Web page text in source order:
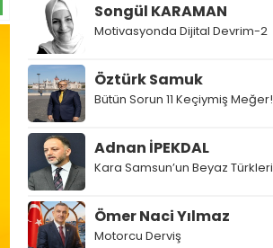
Songül KARAMAN
Motivasyonda Dijital Devrim-2
Öztürk Samuk
Bütün Sorun 11 Keçiymiş Meğer!
Adnan İPEKDAL
Kara Samsun’un Beyaz Türkleri
Ömer Naci Yılmaz
Motorcu Derviş